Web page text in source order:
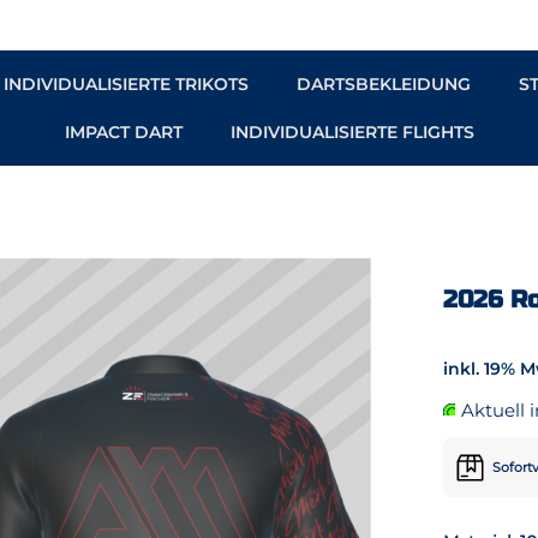
INDIVIDUALISIERTE TRIKOTS DARTSBEKLEIDUNG
IMPACT DART INDIVIDUALISIERTE FLIGHTS
2026
inkl. 19%
Aktuell